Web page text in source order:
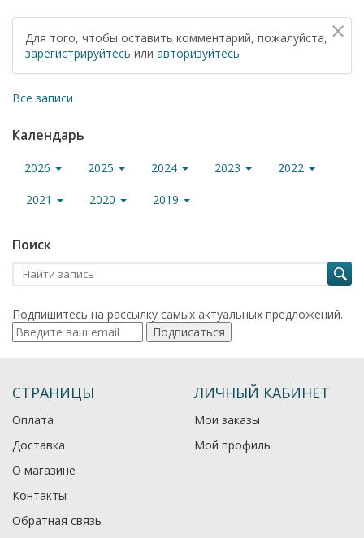
×
Для того, чтобы оставить комментарий, пожалуйста,
зарегистрируйтесь или авторизуйтесь
Все записи
Календарь
2026 2025 2024 2023 2022
2021 2020 2019
Поиск
Подпишитесь на рассылку самых актуальных предложений.
Подписаться
СТРАНИЦЫ
Оплата
Доставка
О магазине
Контакты
Обратная связь
ЛИЧНЫЙ КАБИНЕТ
Мои заказы
Мой профиль